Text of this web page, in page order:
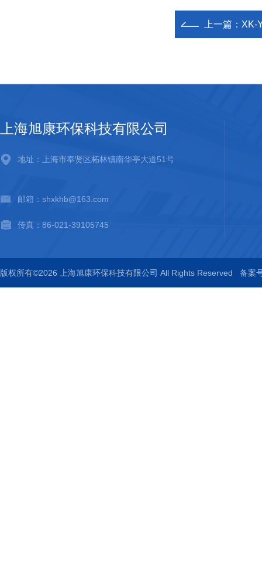
上一篇： XK-
上海旭康环保科技有限公司
地址：上海市奉贤区柘林镇南华亭大道51号
邮箱：shxkhb@163.com
传真：86-021-39105745
版权所有©2026 上海旭康环保科技有限公司 All Rights Reserved 备案